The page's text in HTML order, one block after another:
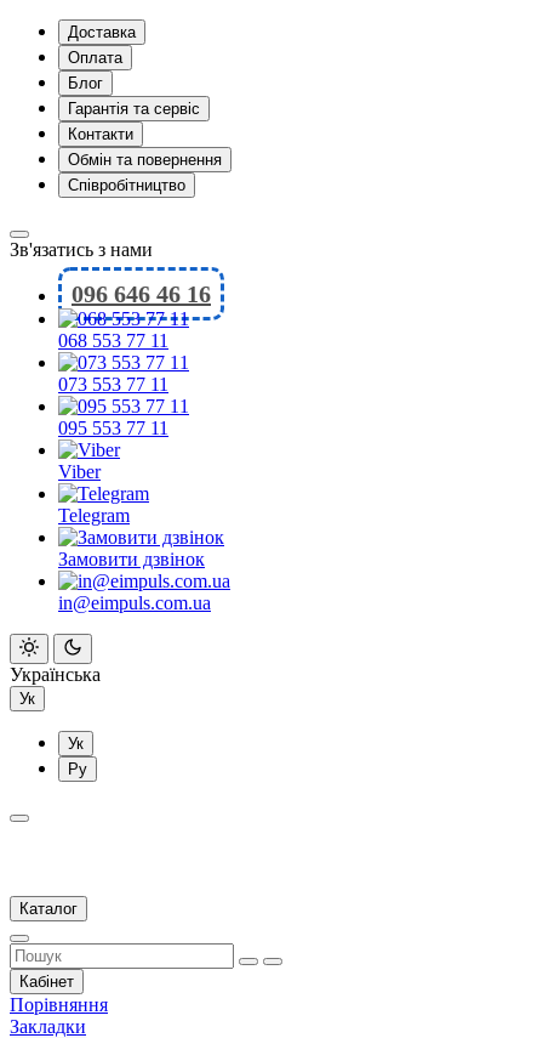
Доставка
Оплата
Блог
Гарантія та сервіс
Контакти
Обмін та повернення
Співробітництво
Зв'язатись з нами
096 646 46 16
068 553 77 11
073 553 77 11
095 553 77 11
Viber
Telegram
Замовити дзвінок
in@eimpuls.com.ua
Українська
Ук
Ук
Ру
Каталог
Кабінет
Порівняння
Закладки